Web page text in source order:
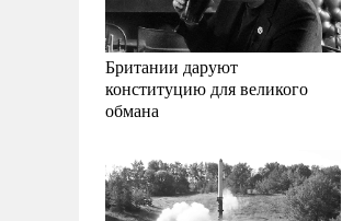
Британии даруют
конституцию для великого
обмана